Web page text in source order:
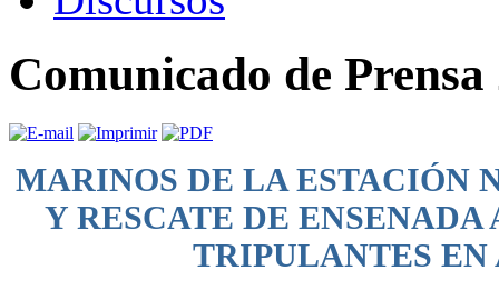
Comunicado de Prensa
MARINOS DE LA ESTACIÓN
Y RESCATE DE
TRIPULANTES